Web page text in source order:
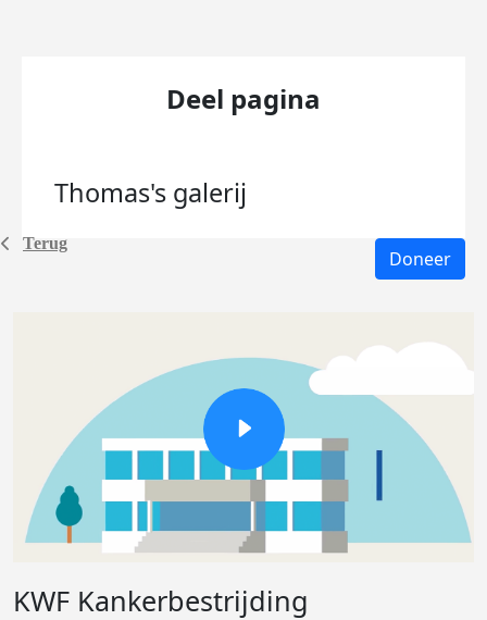
Terug
Deel pagina
Thomas's galerij
Doneer
KWF Kankerbestrijding